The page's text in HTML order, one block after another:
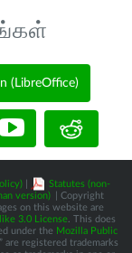
(LibreOffice)
Statutes (non-
version)
| Copyright
on this website are
3.0 License. This does
under the Mozilla Public
are registered trademarks